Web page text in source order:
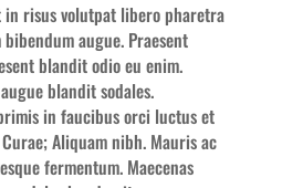
in risus volutpat libero pharetra
augue. Praesent
blandit odio eu enim.
blandit sodales.
in faucibus orci luctus et
Aliquam nibh. Mauris ac
fermentum. Maecenas